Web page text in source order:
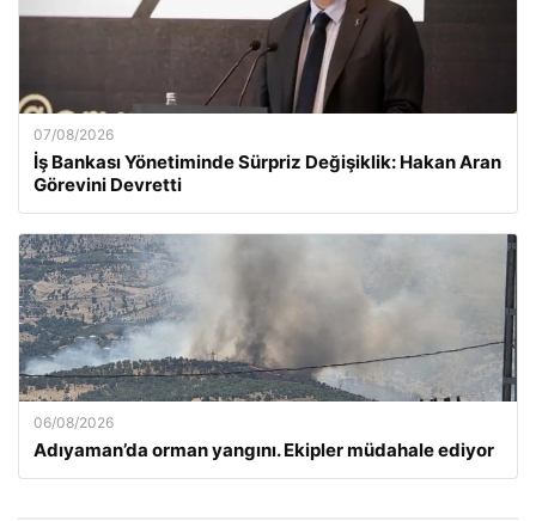
07/08/2026
İş Bankası Yönetiminde Sürpriz Değişiklik: Hakan Aran
Görevini Devretti
06/08/2026
Adıyaman’da orman yangını. Ekipler müdahale ediyor